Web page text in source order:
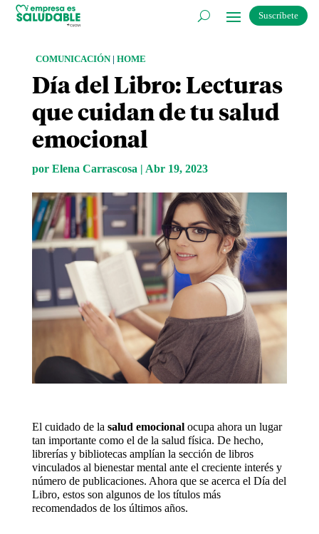
Suscríbete
COMUNICACIÓN| HOME
Día del Libro: Lecturas
que cuidan de tu salud
emocional
por Elena Carrascosa | Abr 19, 2023
El cuidado de la salud emocionalocupa ahora un lugar
tan importante como el de la salud física. De hecho,
librerías y bibliotecas amplían la sección de libros
vinculados al bienestar mental ante el creciente interés y
número de publicaciones. Ahora que se acerca el Día del
Libro, estos son algunos de los títulos más
recomendados de los últimos años.